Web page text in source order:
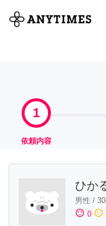
全て
1
依頼内容
ひか
男性 /
sentiment_satisfied 0 sentiment_neutral